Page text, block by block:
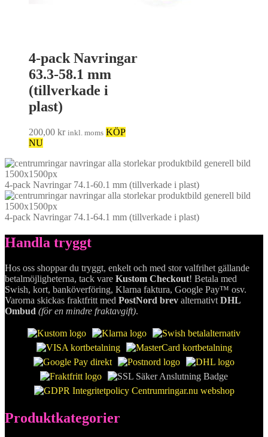
4-pack Navringar
63.3-58.1 mm
(tillverkade i
plast)
200,00 kr inkl. moms KÖP
NU
4-pack Navringar 74.1-60.1 mm (tillverkade i plast)
4-pack Navringar 74.1-64.1 mm (tillverkade i plast)
Handla tryggt
Hos oss shoppar du tryggt, enkelt och med stor valfrihet gällande
betalmöjligheterna, tack vare Kustom Checkout! Betala med
Swish, kort, banköverföring, Klarna faktura, Google Pay™ osv.
Varorna skickas fraktfritt med PostNord brev alternativt DHL
Ombud (för en mindre fraktavgift).
Produktkategorier